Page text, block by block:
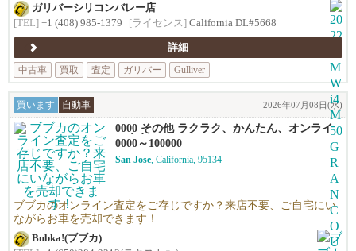
ガリバーシリコンバレー店
[TEL] +1 (408) 985-1379 [ライセンス] California DL#5668
詳細
中古車
買取 査定 ガリバー Gulliver
買います 自動車 2026年07月08日(水)
0000 その他 ラクラク、かんたん、オンライ
ン査定！
0000～100000
San Jose, California, 95134
ブブカのオンライン査定をご存じですか？来店不要、ご自宅にい
ながらお車を売却できます！
Bubka!(ブブカ)